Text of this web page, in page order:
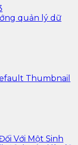
quản lý dữ
Với Một Sinh